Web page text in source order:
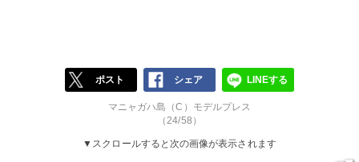
ポスト シェア LINEする
マニャガハ島（C）モデルプレス
（24/58）
▼スクロールすると次の画像が表示されます